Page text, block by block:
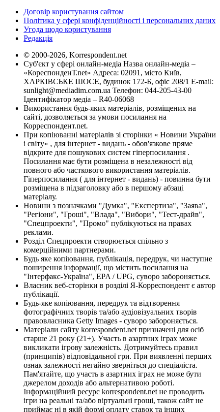
Договір користування сайтом
Політика у сфері конфіденційності і персональних даних
Угода щодо користування
Редакція
© 2000-2026, Korrespondent.net
Суб'єкт у сфері онлайн-медіа Назва онлайн-медіа –
«КореспонденТ.net» Адреса: 02091, місто Київ,
ХАРКІВСЬКЕ ШОСЕ, будинок 172-Б, офіс 208/1 E-mail:
sunlight@mediadim.com.ua Телефон: 044-205-43-00
Ідентифікатор медіа – R40-06068
Використання будь-яких матеріалів, розміщених на
сайті, дозволяється за умови посилання на
Корреспондент.net.
При копіюванні матеріалів зі сторінки « Новини України
і світу» , для інтернет - видань - обов'язкове пряме
відкрите для пошукових систем гіперпосилання .
Посилання має бути розміщена в незалежності від
повного або часткового використання матеріалів.
Гіперпосилання ( для інтернет - видань) - повинна бути
розміщена в підзаголовку або в першому абзаці
матеріалу.
Новини з позначками "Думка", "Експертиза", "Заява",
"Регіони", "Гроші", "Влада", "Вибори", "Тест-драйв",
"Спецпроекти", "Промо" публікуються на правах
реклами.
Розділ Спецпроекти створюється спільно з
комерційними партнерами.
Будь яке копіювання, публікація, передрук, чи наступне
поширення інформації, що містить посилання на
"Інтерфакс-Україна", EPA / UPG, суворо забороняється.
Власник веб-сторінки в розділі Я-Корреспондент є автор
публікації.
Будь-яке копіювання, передрук та відтворення
фотографічних творів та/або аудіовізуальних творів
правовласника Getty Images - суворо забороняється.
Матеріали сайту korrespondent.net призначені для осіб
старше 21 року (21+). Участь в азартних іграх може
викликати ігрову залежність. Дотримуйтесь правил
(принципів) відповідальної гри. При виявленні перших
ознак залежності негайно зверніться до спеціаліста.
Пам'ятайте, що участь в азартних іграх не може бути
джерелом доходів або альтернативою роботі.
Інформаційний ресурс korrespondent.net не проводить
ігри на реальні та/або віртуальні гроші, також сайт не
приймає ні в якій формі оплату ставок та інших